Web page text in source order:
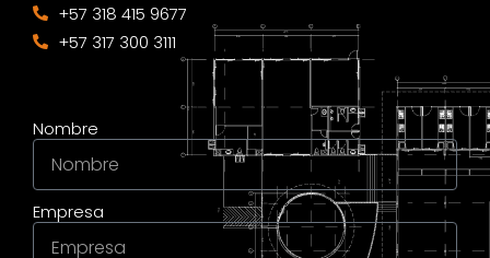
Nombre
Empresa
+57 318 415 9677
+57 317 300 3111